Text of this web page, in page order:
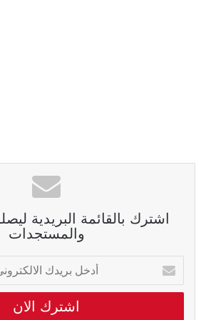
اشترك بالقائمة البريدية
والمستجدات
أدخل
بريدك
الالكتروني